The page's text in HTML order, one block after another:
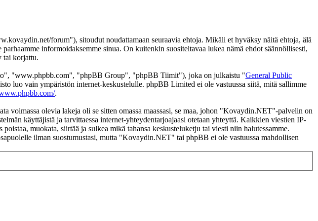
forum"), sitoudut noudattamaan seuraavia ehtoja. Mikäli et hyväksy näitä ehtoja, älä
informoidaksemme sinua. On kuitenkin suositeltavaa lukea nämä ehdot säännöllisesti,
tai korjattu.
"www.phpbb.com", "phpBB Group", "phpBB Tiimit"), joka on julkaistu "General Public
luo vain ympäristön internet-keskustelulle. phpBB Limited ei ole vastuussa siitä, mitä sallimme
.
voimassa olevia lakeja oli se sitten omassa maassasi, se maa, johon "Kovaydin.NET"-palvelin on
käyttäjistä ja tarvittaessa internet-yhteydentarjoajaasi otetaan yhteyttä. Kaikkien viestien IP-
muokata, siirtää ja sulkea mikä tahansa keskusteluketju tai viesti niin halutessamme.
ilman suostumustasi, mutta "Kovaydin.NET" tai phpBB ei ole vastuussa mahdollisen